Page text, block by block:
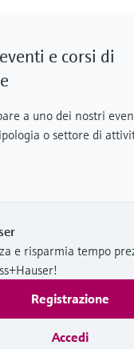
e corsi di
a uno dei nostri
o settore di
e risparmia tempo
Registrazione
Accedi